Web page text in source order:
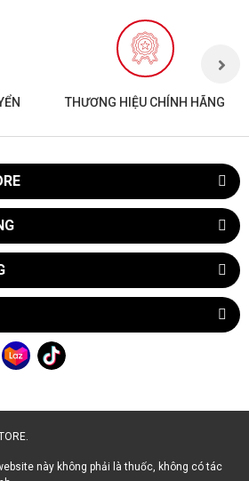
THƯƠNG HIỆU CHÍNH HÃNG
này không phải là thuốc, không có tác